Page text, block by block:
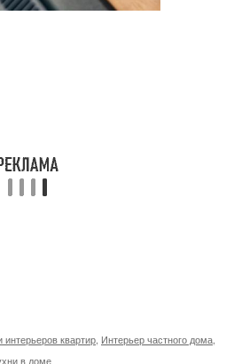
интерьеров квартир Интерьер частного дома
в доме